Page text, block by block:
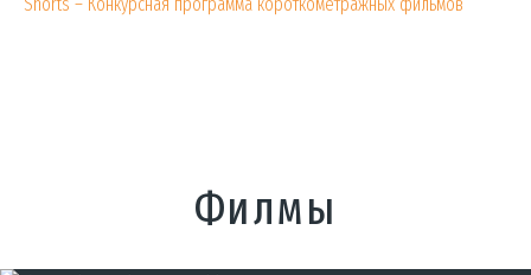
Shorts – Конкурсная программа короткометражных фильмов
Филмы